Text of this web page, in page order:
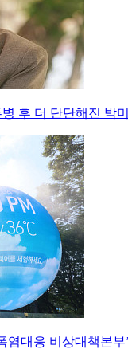
후 더 단단해진 박
대응 비상대책본부